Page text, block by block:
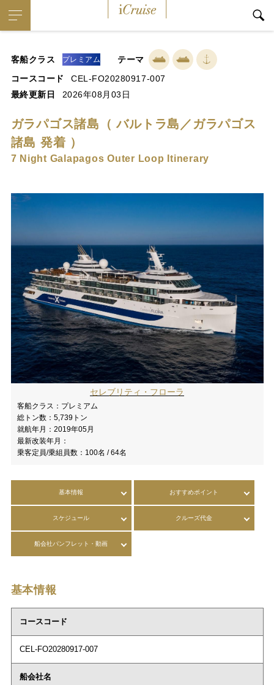
客船クラス プレミアム
テーマ
コースコード
CEL-FO20280917-007
最終更新日
2026年08月03日
ガラパゴス諸島（ バルトラ島／ガラパゴス
諸島 発着 ）
7 Night Galapagos Outer Loop Itinerary
セレブリティ・フローラ
客船クラス： プレミアム
総トン数： 5,739トン
就航年月： 2019年05月
最新改装年月：
乗客定員/乗組員数： 100名 / 64名
基本情報 おすすめポイント
スケジュール クルーズ代金
船会社パンフレット・動画
基本情報
コースコード
CEL-FO20280917-007
船会社名